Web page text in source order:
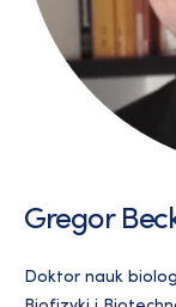
Gregor
Doktor nauk